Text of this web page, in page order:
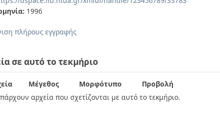
1996
πλήρους εγγραφής
σε αυτό το τεκμήριο
Μέγεθος Μορφότυπο
Προβολή
αρχεία που σχετίζονται με αυτό το τεκμήριο.